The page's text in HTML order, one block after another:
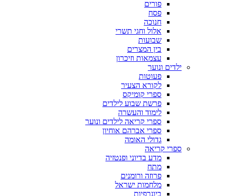
פורים
פסח
חנוכה
אלול וחגי תשרי
שבועות
בין המצרים
עצמאות וזיכרון
ילדים ונוער
פעוטות
לקורא הצעיר
ספרי קומיקס
פרשת שבוע לילדים
לימוד והעשרה
ספרי קריאה לילדים ונוער
ספרי אברהם אוחיון
גדולי האומה
ספרי קריאה
מדע בדיוני ופנטזיה
מתח
פרוזה ורומנים
מלחמות ישראל
ביוגרפיות